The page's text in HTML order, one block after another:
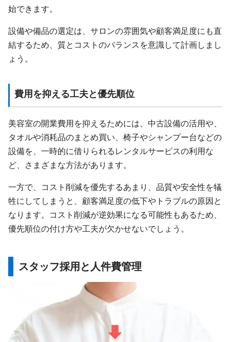
始できます。
設備や備品の選定は、サロンの雰囲気や顧客満足度にも直
結するため、質とコストのバランスを意識して計画しまし
ょう。
費用を抑える工夫と優先順位
美容室の開業費用を抑えるためには、中古設備の活用や、
タオルや消耗品のまとめ買い、椅子やシャンプー台などの
設備を、一時的に借りられるレンタルサービスの利用な
ど、さまざまな方法があります。
一方で、コスト削減を優先するあまり、品質や安全性を犠
牲にしてしまうと、顧客満足度の低下やトラブルの原因と
なります。コスト削減が逆効果になる可能性もあるため、
優先順位の付け方や工夫が欠かせないでしょう。
スタッフ採用と人件費管理